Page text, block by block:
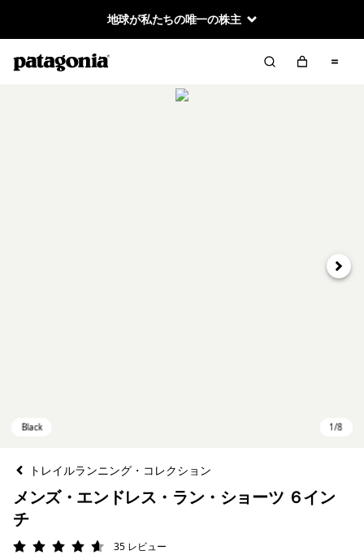
地球が私たちの唯一の株主
次へ
トレイルランニング・コレクション
メンズ・エンドレス・ラン・ショーツ ６イン
チ
評価: 4.6 / 5
35 レビュー